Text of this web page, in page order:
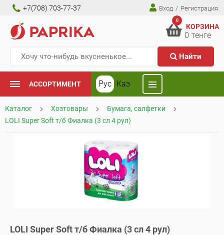
+7(708) 703-77-37 Вход / Регистрация
Найти
0
КОРЗИНА
0 тенге
АССОРТИМЕНТ Рус Каз
Каталог Хозтовары
Бумага, салфетки
LOLI Super Soft т/б Фиалка (3 сл 4 рул)
LOLI Super Soft т/б Фиалка (3 сл 4 рул)